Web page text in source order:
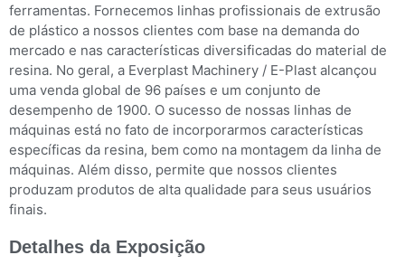
ferramentas. Fornecemos linhas profissionais de extrusão
de plástico a nossos clientes com base na demanda do
mercado e nas características diversificadas do material de
resina. No geral, a Everplast Machinery / E-Plast alcançou
uma venda global de 96 países e um conjunto de
desempenho de 1900. O sucesso de nossas linhas de
máquinas está no fato de incorporarmos características
específicas da resina, bem como na montagem da linha de
máquinas. Além disso, permite que nossos clientes
produzam produtos de alta qualidade para seus usuários
finais.
Detalhes da Exposição